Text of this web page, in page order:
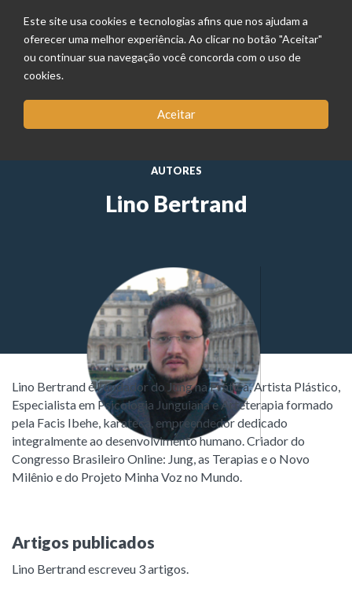
Este site usa cookies e tecnologias afins que nos ajudam a
oferecer uma melhor experiência. Ao clicar no botão "Aceitar"
ou continuar sua navegação você concorda com o uso de
cookies.
Aceitar
AUTORES
Lino Bertrand
Lino Bertrand é Fundador do Jung na Prática, Artista Plástico,
Especialista em Psicologia Junguiana e Arteterapia formado
pela Facis Ibehe, karateca, empreendedor dedicado
integralmente ao desenvolvimento humano. Criador do
Congresso Brasileiro Online: Jung, as Terapias e o Novo
Milênio e do Projeto Minha Voz no Mundo.
Artigos publicados
Lino Bertrand escreveu 3 artigos.